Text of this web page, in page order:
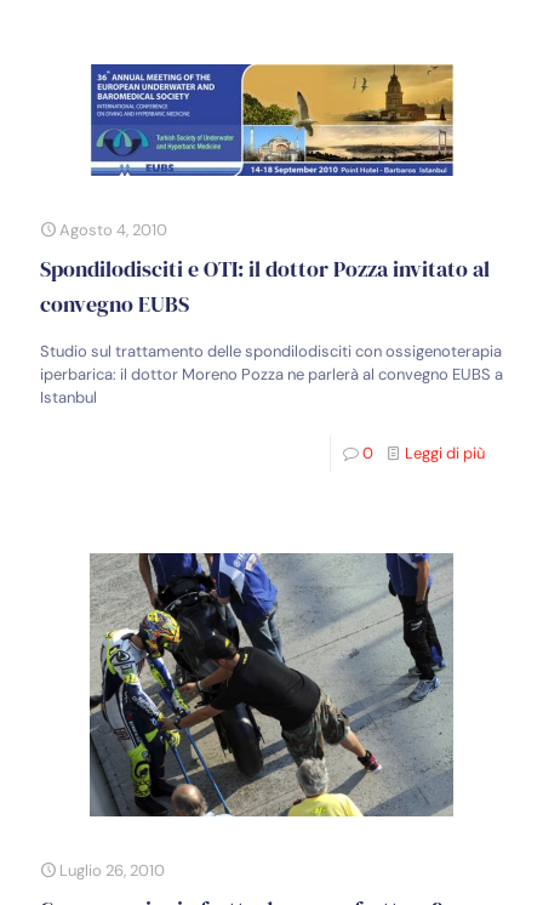
Agosto 4, 2010
Spondilodisciti e OTI: il dottor Pozza invitato al
convegno EUBS
Studio sul trattamento delle spondilodisciti con ossigenoterapia
iperbarica: il dottor Moreno Pozza ne parlerà al convegno EUBS a
Istanbul
0 Leggi di più
Luglio 26, 2010